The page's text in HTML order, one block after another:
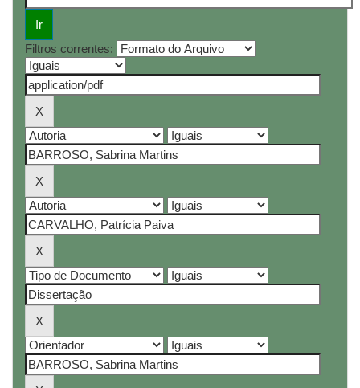
Filtros correntes: